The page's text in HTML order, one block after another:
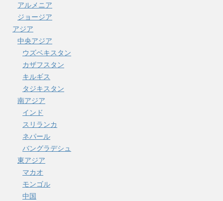
アルメニア
ジョージア
アジア
中央アジア
ウズベキスタン
カザフスタン
キルギス
タジキスタン
南アジア
インド
スリランカ
ネパール
バングラデシュ
東アジア
マカオ
モンゴル
中国